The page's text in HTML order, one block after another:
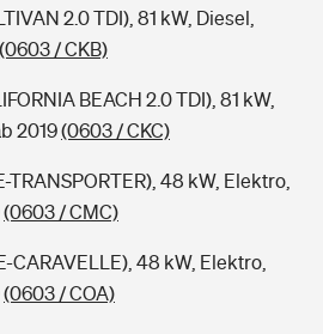
2.0 TDI), 81 kW, Diesel,
(0603 / CKB)
BEACH 2.0 TDI), 81 kW,
2019(0603 / CKC)
TRANSPORTER), 48 kW, Elektro,
(0603 / CMC)
CARAVELLE), 48 kW, Elektro,
(0603 / COA)